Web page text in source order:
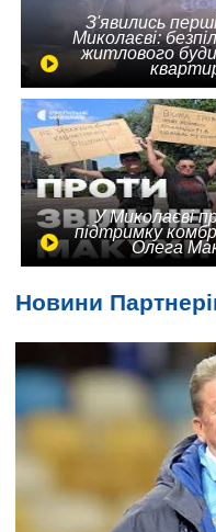
З'явились
Миколаєві:
житлового
У Миколаєві
підтримку
Олега